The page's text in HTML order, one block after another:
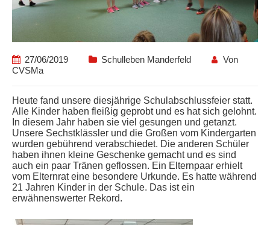
27/06/2019 Schulleben Manderfeld
Von
CVSMa
Heute fand unsere diesjährige Schulabschlussfeier statt.
Alle Kinder haben fleißig geprobt und es hat sich gelohnt.
In diesem Jahr haben sie viel gesungen und getanzt.
Unsere Sechstklässler und die Großen vom Kindergarten
wurden gebührend verabschiedet. Die anderen Schüler
haben ihnen kleine Geschenke gemacht und es sind
auch ein paar Tränen geflossen. Ein Elternpaar erhielt
vom Elternrat eine besondere Urkunde. Es hatte während
21 Jahren Kinder in der Schule. Das ist ein
erwähnenswerter Rekord.